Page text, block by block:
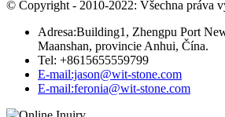
© Copyright - 2010-2022: Všechna práva
Adresa:Building1, Zhengpu Port
Maanshan, provincie Anhui, Čína.
Tel: +8615655559799
E-mail:jason@wit-stone.com
E-mail:feronia@wit-stone.com